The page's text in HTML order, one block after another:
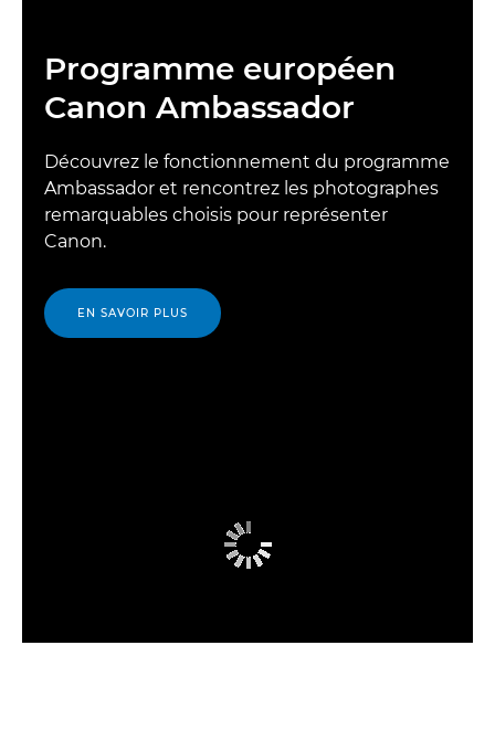
Programme européen
Canon Ambassador
Découvrez le fonctionnement du programme
Ambassador et rencontrez les photographes
remarquables choisis pour représenter
Canon.
EN SAVOIR PLUS